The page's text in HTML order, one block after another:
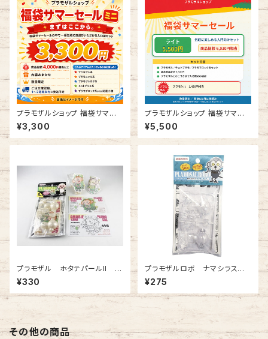
プラモザルショップ 福袋サマー
セール ミニ
¥3,300
プラモザルショップ 福袋サマー
セール ライト
¥5,500
プラモザル ホタテパールII ア
マビエ様風
¥330
プラモザルロボ ナマシラスクリ
アー
¥275
その他の商品